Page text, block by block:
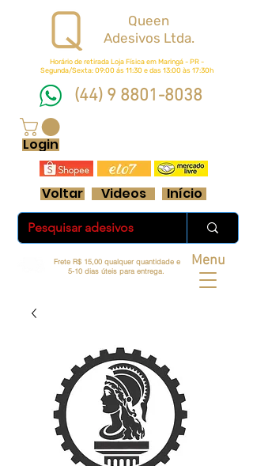
Horário de retirada Loja Física em Maringá - PR -
Segunda/Sexta: 09:00 ás 11:30 e das 13:00 às 17:30h
(44) 9 8801-8038
Início
Menu
Frete R$ 15,00 qualquer quantidade e
5-10 dias úteis para entrega.
Login
Voltar Videos
Queen
Adesivos Ltda.